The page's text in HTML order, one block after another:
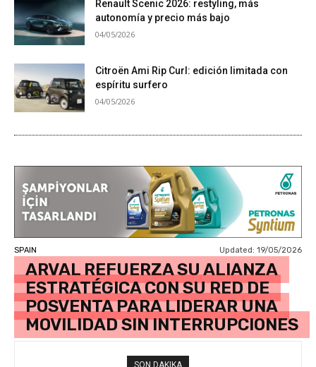
Renault Scenic 2026: restyling, más
autonomía y precio más bajo
04/05/2026
Citroën Ami Rip Curl: edición limitada con
espíritu surfero
04/05/2026